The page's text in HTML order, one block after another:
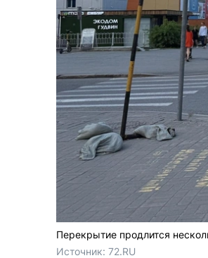
Перекрытие продлится
Источник: 72.RU